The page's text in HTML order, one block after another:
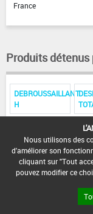
France
Produits
DEBROUSSAILLANT
H
Nous utilisons des
d'améliorer son
cliquant sur "Tout
pouvez modifier ce